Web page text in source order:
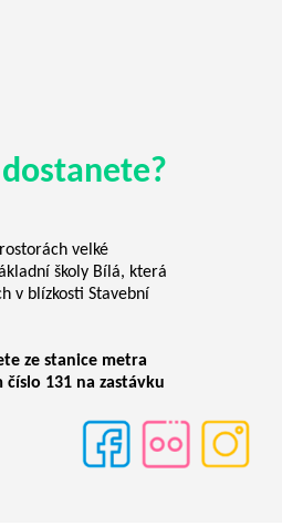
velké
školy Bílá, která
v blízkosti Stavební
ze stanice metra
131 na zastávku